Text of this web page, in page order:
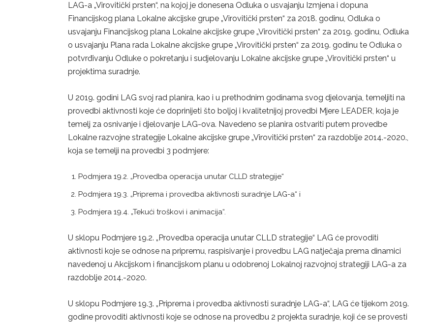
LAG-a „Virovitički prsten“, na kojoj je donesena Odluka o usvajanju Izmjena i dopuna
Financijskog plana Lokalne akcijske grupe „Virovitički prsten“ za 2018. godinu, Odluka o
usvajanju Financijskog plana Lokalne akcijske grupe „Virovitički prsten“ za 2019. godinu, Odluka
o usvajanju Plana rada Lokalne akcijske grupe „Virovitički prsten“ za 2019. godinu te Odluka o
potvrđivanju Odluke o pokretanju i sudjelovanju Lokalne akcijske grupe „Virovitički prsten“ u
projektima suradnje.
U 2019. godini LAG svoj rad planira, kao i u prethodnim godinama svog djelovanja, temeljiti na
provedbi aktivnosti koje će doprinijeti što boljoj i kvalitetnijoj provedbi Mjere LEADER, koja je
temelj za osnivanje i djelovanje LAG-ova. Navedeno se planira ostvariti putem provedbe
Lokalne razvojne strategije Lokalne akcijske grupe „Virovitički prsten“ za razdoblje 2014.-2020.,
koja se temelji na provedbi 3 podmjere:
Podmjera 19.2. „Provedba operacija unutar CLLD strategije“
Podmjera 19.3. „Priprema i provedba aktivnosti suradnje LAG-a“ i
Podmjera 19.4. „Tekući troškovi i animacija“.
U sklopu Podmjere 19.2. „Provedba operacija unutar CLLD strategije“ LAG će provoditi
aktivnosti koje se odnose na pripremu, raspisivanje i provedbu LAG natječaja prema dinamici
navedenoj u Akcijskom i financijskom planu u odobrenoj Lokalnoj razvojnoj strategiji LAG-a za
razdoblje 2014.-2020.
U sklopu Podmjere 19.3. „Priprema i provedba aktivnosti suradnje LAG-a“, LAG će tijekom 2019.
godine provoditi aktivnosti koje se odnose na provedbu 2 projekta suradnje, koji će se provesti